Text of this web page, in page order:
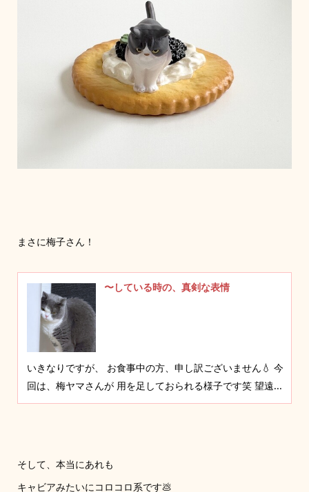
まさに梅子さん！
〜している時の、真剣な表情
いきなりですが、 お食事中の方、申し訳ございません💧 今
回は、梅ヤマさんが 用を足しておられる様子です笑 望遠...
そして、本当にあれも
キャビアみたいにコロコロ系です💩